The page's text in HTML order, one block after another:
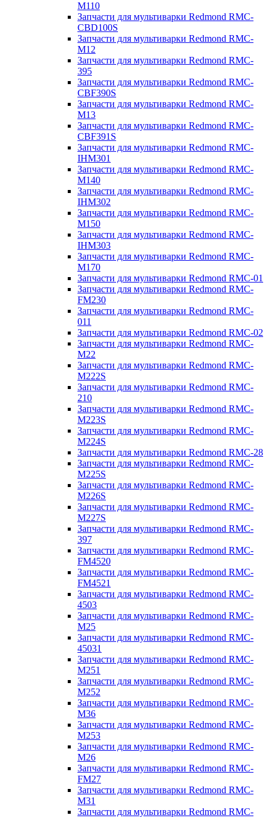
M110
Запчасти для мультиварки Redmond RMC-
CBD100S
Запчасти для мультиварки Redmond RMC-
M12
Запчасти для мультиварки Redmond RMC-
395
Запчасти для мультиварки Redmond RMC-
CBF390S
Запчасти для мультиварки Redmond RMC-
M13
Запчасти для мультиварки Redmond RMC-
CBF391S
Запчасти для мультиварки Redmond RMC-
IHM301
Запчасти для мультиварки Redmond RMC-
M140
Запчасти для мультиварки Redmond RMC-
IHM302
Запчасти для мультиварки Redmond RMC-
M150
Запчасти для мультиварки Redmond RMC-
IHM303
Запчасти для мультиварки Redmond RMC-
M170
Запчасти для мультиварки Redmond RMC-01
Запчасти для мультиварки Redmond RMC-
FM230
Запчасти для мультиварки Redmond RMC-
011
Запчасти для мультиварки Redmond RMC-02
Запчасти для мультиварки Redmond RMC-
M22
Запчасти для мультиварки Redmond RMC-
M222S
Запчасти для мультиварки Redmond RMC-
210
Запчасти для мультиварки Redmond RMC-
M223S
Запчасти для мультиварки Redmond RMC-
M224S
Запчасти для мультиварки Redmond RMC-28
Запчасти для мультиварки Redmond RMC-
M225S
Запчасти для мультиварки Redmond RMC-
M226S
Запчасти для мультиварки Redmond RMC-
M227S
Запчасти для мультиварки Redmond RMC-
397
Запчасти для мультиварки Redmond RMC-
FM4520
Запчасти для мультиварки Redmond RMC-
FM4521
Запчасти для мультиварки Redmond RMC-
4503
Запчасти для мультиварки Redmond RMC-
M25
Запчасти для мультиварки Redmond RMC-
45031
Запчасти для мультиварки Redmond RMC-
M251
Запчасти для мультиварки Redmond RMC-
M252
Запчасти для мультиварки Redmond RMC-
M36
Запчасти для мультиварки Redmond RMC-
M253
Запчасти для мультиварки Redmond RMC-
M26
Запчасти для мультиварки Redmond RMC-
FM27
Запчасти для мультиварки Redmond RMC-
M31
Запчасти для мультиварки Redmond RMC-